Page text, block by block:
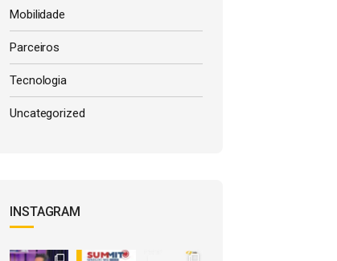
Mobilidade
Parceiros
Tecnologia
Uncategorized
INSTAGRAM